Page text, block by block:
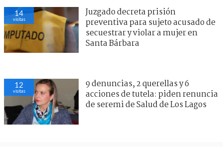
14
visitas
Juzgado decreta prisión
preventiva para sujeto acusado de
secuestrar y violar a mujer en
Santa Bárbara
12
visitas
9 denuncias, 2 querellas y 6
acciones de tutela: piden renuncia
de seremi de Salud de Los Lagos